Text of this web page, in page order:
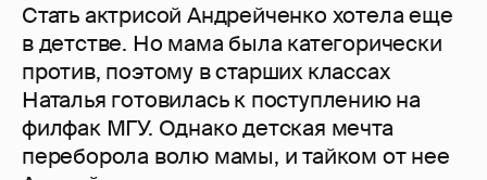
Стать актрисой Андрейченко хотела еще
в детстве. Но мама была категорически
против, поэтому в старших классах
Наталья готовилась к поступлению на
филфак МГУ. Однако детская мечта
переборола волю мамы, и тайком от нее